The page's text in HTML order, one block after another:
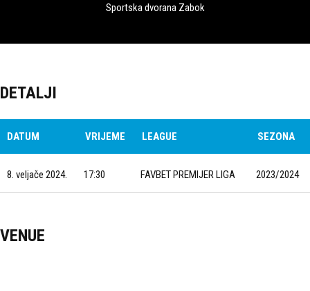
Sportska dvorana Zabok
DETALJI
DATUM VRIJEME LEAGUE SEZONA
8. veljače 2024. 17:30 FAVBET PREMIJER LIGA 2023/2024
VENUE